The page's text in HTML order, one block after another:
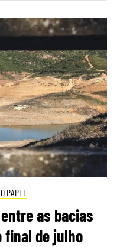
PAPEL
as bacias
final de julho